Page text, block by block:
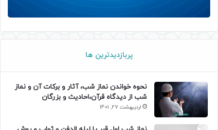
پربازدیدترین ها
نحوه خواندن نماز شب، آثار و برکات آن و نماز
شب از دیدگاه قرآن،احادیث و بزرگان
اردیبهشت 27, 1401